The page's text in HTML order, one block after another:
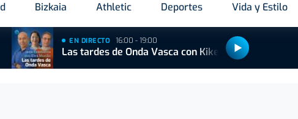
Bizkaia Athletic Deportes Vida y Estilo
EN DIRECTO 16:00 - 19:00
Las tardes de Onda Vasca con Kike Alonso